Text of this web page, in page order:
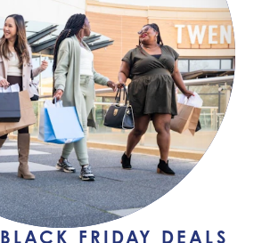
FRIDAY DEALS